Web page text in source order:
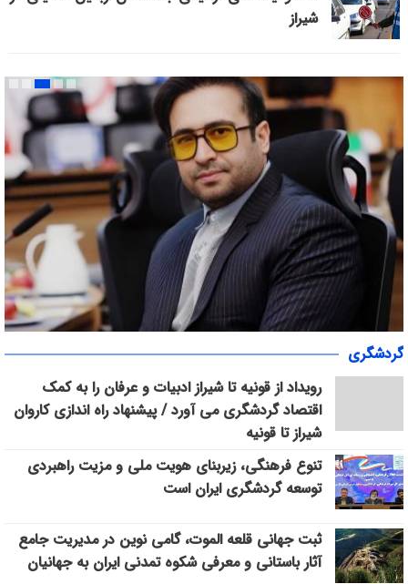
شیراز
مددکاران، معماران همدلی/ روایت هیئت ورزش‌های همگانی فارس از
یک الگوی انسانی
گردشگری
رویداد از قونیه تا شیراز ادبیات و عرفان را به کمک
اقتصاد گردشگری می آورد / پیشنهاد راه اندازی کاروان
شیراز تا قونیه
تنوع فرهنگی، زیربنای هویت ملی و مزیت راهبردی
توسعه گردشگری ایران است
ثبت جهانی قلعه الموت، گامی نوین در مدیریت جامع
آثار باستانی و معرفی شکوه تمدنی ایران به جهانیان